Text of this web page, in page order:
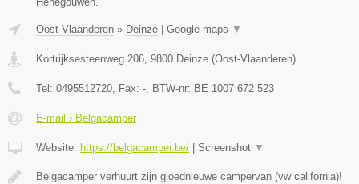
Oost-Vlaanderen » Deinze Google maps ▼
Kortrijksesteenweg 206, 9800 Deinze (Oost-Vlaanderen)
Tel: 0495512720, Fax: -, BTW-nr: BE 1007 672 523
E-mail › Belgacamper
Website: https://belgacamper.be/ Screenshot ▼
Belgacamper verhuurt zijn gloednieuwe campervan (vw california)!